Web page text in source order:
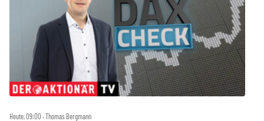
Heute, 09:00 ‧ Thomas Bergmann